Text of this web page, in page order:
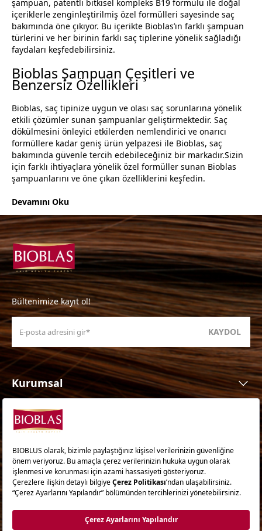
şampuan, patentli bitkisel kompleks B19 formülü ile doğal
içeriklerle zenginleştirilmiş özel formülleri sayesinde saç
bakımında öne çıkıyor. Bu içerikte Bioblas’ın farklı şampuan
türlerini ve her birinin farklı saç tiplerine yönelik sağladığı
faydaları keşfedebilirsiniz.
Bioblas Şampuan Çeşitleri ve
Benzersiz Özellikleri
Bioblas, saç tipinize uygun ve olası saç sorunlarına yönelik
etkili çözümler sunan şampuanlar geliştirmektedir. Saç
dökülmesini önleyici etkilerden nemlendirici ve onarıcı
formüllere kadar geniş ürün yelpazesi ile Bioblas, saç
bakımında güvenle tercih edebileceğiniz bir markadır.Sizin
için farklı ihtiyaçlara yönelik özel formüller sunan Bioblas
şampuanlarını ve öne çıkan özelliklerini keşfedin.
Devamını Oku
Bültenimize kayıt ol!
KAYDOL
Kurumsal
Ürünler
Ürün Ailesi
İhtiyaca Göre
Saç İpuçları